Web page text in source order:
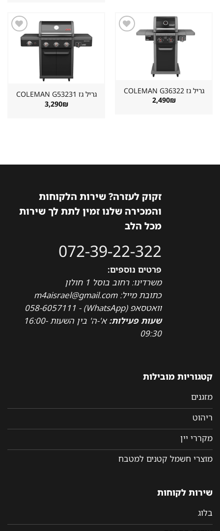
גריל גז ⁦COLEMAN G36322⁩
2,490₪
שמור
מוצר
גריל גז ⁦COLEMAN G53231⁩
3,290₪
זקוק לעזרה? שירות הלקוחות
והמכירה שלנו זמין לתת לך שירות
מכל הלב
072-39-22-322
פרטים נוספים:
משרדינו: רחוב בוסל 1 חולון
כתובת מייל: m4aisrael@gmail.com
וואטסאפ (WhatsApp) - 058-6057111
שעות פעילות:
א'-ה' בין השעות 16:00-
09:30
קטגוריות מובילות
מזגנים
ריהוט
מקררי יין
מוצרי חשמל קטנים למטבח
שירות לקוחות
בלוג